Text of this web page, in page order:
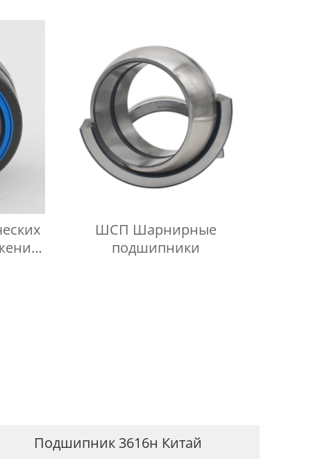
ШСП Шарнирные
подшипники
Подшипник 3616н Китай